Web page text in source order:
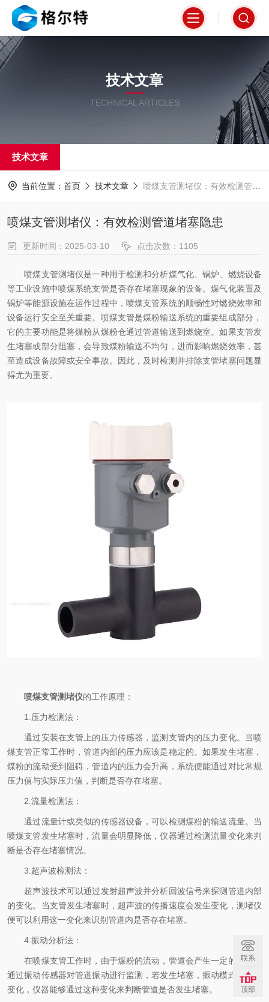
技术文章
TECHNICAL ARTICLES
技术文章
当前位置： 首页 技术文章 喷煤支管测堵仪：有效检测管道堵塞隐患
喷煤支管测堵仪：有效检测管道堵塞隐患
更新时间：2025-03-10 点击次数：1105
喷煤支管测堵仪是一种用于检测和分析煤气化、锅炉、燃烧设备
等工业设施中喷煤系统支管是否存在堵塞现象的设备。煤气化装置及
锅炉等能源设施在运作过程中，喷煤支管系统的顺畅性对燃烧效率和
设备运行安全至关重要。喷煤支管是煤粉输送系统的重要组成部分，
它的主要功能是将煤粉从煤粉仓通过管道输送到燃烧室。如果支管发
生堵塞或部分阻塞，会导致煤粉输送不均匀，进而影响燃烧效率，甚
至造成设备故障或安全事故。因此，及时检测并排除支管堵塞问题显
得尤为重要。
喷煤支管测堵仪的工作原理：
1.压力检测法：
通过安装在支管上的压力传感器，监测支管内的压力变化。当喷
煤支管正常工作时，管道内部的压力应该是稳定的。如果发生堵塞，
煤粉的流动受到阻碍，管道内的压力会升高，系统便能通过对比常规
压力值与实际压力值，判断是否存在堵塞。
2.流量检测法：
通过流量计或类似的传感器设备，可以检测煤粉的输送流量。当
喷煤支管发生堵塞时，流量会明显降低，仪器通过检测流量变化来判
断是否存在堵塞情况。
3.超声波检测法：
超声波技术可以通过发射超声波并分析回波信号来探测管道内部
的变化。当支管发生堵塞时，超声波的传播速度会发生变化，测堵仪
便可以利用这一变化来识别管道内是否存在堵塞。
4.振动分析法：
在喷煤支管工作时，由于煤粉的流动，管道会产生一定的振动。
通过振动传感器对管道振动进行监测，若发生堵塞，振动模式会发生
变化，仪器能够通过这种变化来判断管道是否发生堵塞。
联系
顶部